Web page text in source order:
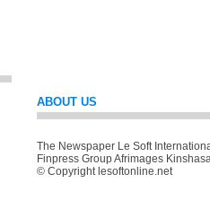
ABOUT US
The Newspaper Le Soft
Finpress Group Afrimages
© Copyright lesoftonline.net